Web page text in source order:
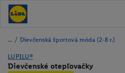
/ Dievčenská športová móda (2-8 r.)
LUPILU®
Dievčenské otepľovačky